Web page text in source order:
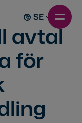
SE
avtal
för